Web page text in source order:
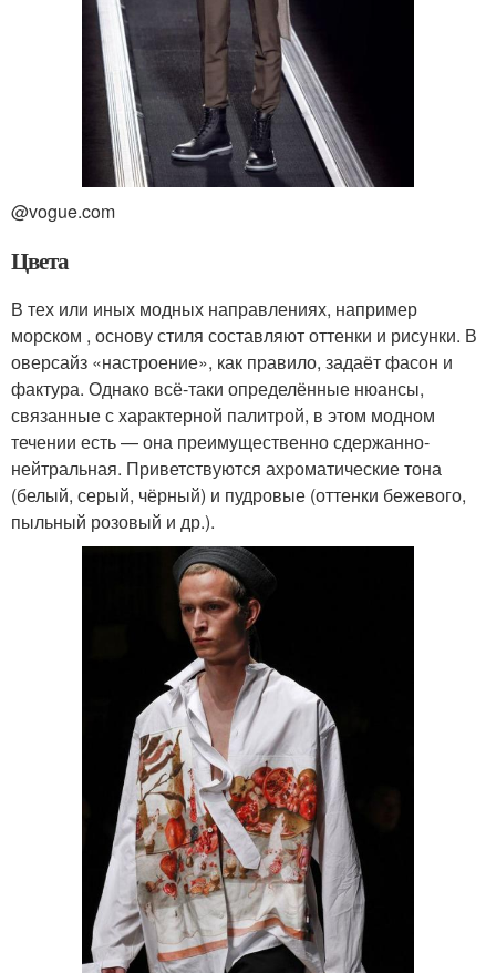
@vogue.com
Цвета
В тех или иных модных направлениях, например
морском , основу стиля составляют оттенки и рисунки. В
оверсайз «настроение», как правило, задаёт фасон и
фактура. Однако всё-таки определённые нюансы,
связанные с характерной палитрой, в этом модном
течении есть — она преимущественно сдержанно-
нейтральная. Приветствуются ахроматические тона
(белый, серый, чёрный) и пудровые (оттенки бежевого,
пыльный розовый и др.).